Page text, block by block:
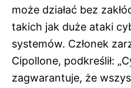
może działać bez
takich jak duże ataki
systemów. Członek
Cipollone, podkreślił:
zagwarantuje, że